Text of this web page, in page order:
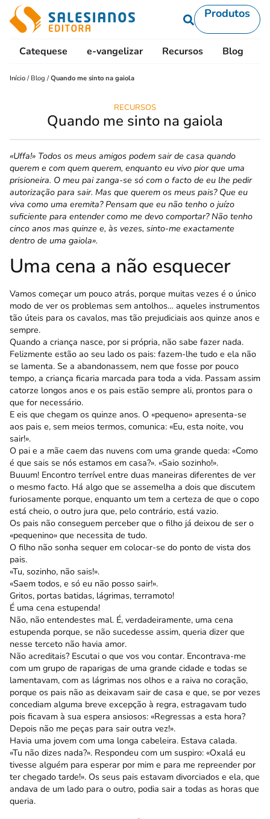
Produtos
Catequese e-vangelizar Recursos Blog
Início / Blog /Quando me sinto na gaiola
RECURSOS
Quando me sinto na gaiola
«Uffa!» Todos os meus amigos podem sair de casa quando
querem e com quem querem, enquanto eu vivo pior que uma
prisioneira. O meu pai zanga-se só com o facto de eu lhe pedir
autorização para sair. Mas que querem os meus pais? Que eu
viva como uma eremita? Pensam que eu não tenho o juízo
suficiente para entender como me devo comportar? Não tenho
cinco anos mas quinze e, às vezes, sinto-me exactamente
dentro de uma gaiola».
Uma cena a não esquecer
Vamos começar um pouco atrás, porque muitas vezes é o único
modo de ver os problemas sem antolhos… aqueles instrumentos
tão úteis para os cavalos, mas tão prejudiciais aos quinze anos e
sempre.
Quando a criança nasce, por si própria, não sabe fazer nada.
Felizmente estão ao seu lado os pais: fazem-lhe tudo e ela não
se lamenta. Se a abandonassem, nem que fosse por pouco
tempo, a criança ficaria marcada para toda a vida. Passam assim
catorze longos anos e os pais estão sempre ali, prontos para o
que for necessário.
E eis que chegam os quinze anos. O «pequeno» apresenta-se
aos pais e, sem meios termos, comunica: «Eu, esta noite, vou
sair!».
O pai e a mãe caem das nuvens com uma grande queda: «Como
é que sais se nós estamos em casa?». «Saio sozinho!».
Buuum! Encontro terrível entre duas manei­ras diferentes de ver
o mesmo facto. Há algo que se assemelha a dois que discutem
furiosamente porque, enquanto um tem a certeza de que o copo
está cheio, o outro jura que, pelo contrário, está vazio.
Os pais não conseguem perceber que o filho já deixou de ser o
«pequenino» que necessita de tudo.
O filho não sonha sequer em colocar-se do ponto de vista dos
pais.
«Tu, sozinho, não sais!».
«Saem todos, e só eu não posso sair!».
Gritos, portas batidas, lágrimas, terramoto!
É uma cena estupenda!
Não, não entendestes mal. É, verdadeiramente, uma cena
estupenda porque, se não sucedesse assim, queria dizer que
nesse terceto não havia amor.
Não acreditais? Escutai o que vos vou contar. Encontrava-me
com um grupo de raparigas de uma grande cidade e todas se
lamentavam, com as lágrimas nos olhos e a raiva no coração,
porque os pais não as deixavam sair de casa e que, se por vezes
concediam alguma breve excepção à regra, estragavam tudo
pois ficavam à sua espera ansiosos: «Regressas a esta hora?
Depois não me peças para sair outra vez!».
Havia uma jovem com uma longa cabeleira. Estava calada.
«Tu não dizes nada?». Respondeu com um suspiro: «Oxalá eu
tivesse alguém para esperar por mim e para me repreender por
ter chegado tarde!». Os seus pais estavam divorciados e ela, que
andava de um lado para o outro, podia sair a todas as horas que
queria.